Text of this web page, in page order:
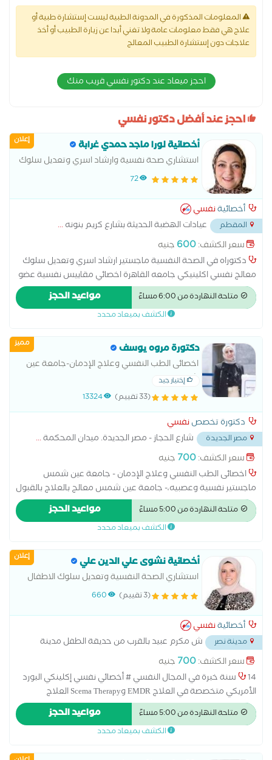
المعلومات المذكورة في المدونة الطبية ليست إستشارة طبية أو
علاج هي فقط معلومات عامة ولا تغني أبدا عن زيارة الطبيب أو أخذ
علاجات دون إستشارة الطبيب المعالج
احجز ميعاد عند دكتور نفسي قريب منك
احجز عند أفضل دكتور نفسي
إعلان أخصائية لورا ماجد حمدي غرابة
استشاري صحة نفسية وارشاد اسري وتعديل سلوك
معالج نفسي اكلينيكي
72
أخصائيةنفسي
المقطم عيادات الهضبة الحديثة بشارع كريم بنونه...
سعر الكشف:600 جنيه
دكتوراه في الصحة النفسية ماجستير ارشاد اسري وتعديل سلوك
معالج نفسي اكلينيكي جامعه القاهرة اخصائي مقاييس نفسية عضو
بالصحة النفسية المصرية عضو باتحاد المعالجين العرب نائب رئيس
قسم الصحة النفسية بجريدة الخرم المصري نيوز
متاحة النهاردة من 6:00 مساءً مواعيد الحجز
الكشف بميعاد محدد
مميز دكتورة مروه يوسف
اخصائى الطب النفسي وعلاج الإدمان-جامعة عين
شمسإختيار جيد
(33 تقييم) 13324
دكتورة تخصصنفسي
مصر الجديدة شارع الحجاز - مصر الجديدة. ميدان المحكمة...
سعر الكشف:700 جنيه
اخصائى الطب النفسي وعلاج الإدمان - جامعة عين شمس
ماجستير نفسية وعصبيه،- جامعة عين شمس معالج بالعلاج بالقبول
والإلتزام والعلاج المعرفي السلوكي لإضرابات القلق والإكتئاب والعلاج
الجدلي السلوكي متخصص فى حالات الادمان و المشاكل الاسرية و
المشاكل الزوجية و الاكتئاب و القلق
متاحة النهاردة من 5:00 مساءً مواعيد الحجز
الكشف بميعاد محدد
إعلان أخصائية نشوى علي الدين علي
استشاري الصحة النفسية وتعديل سلوك الاطفال
والمراهقين (3 تقييم) 660
أخصائيةنفسي
مدينة نصر
ش مكرم عبيد بالقرب من حديقة الطفل مدينة
نصر...سعر الكشف:700 جنيه
14 سنة خبرة في المجال النفسي # أخصائي نفسي إكلينكي البورد
الأمريكي متخصصة في العلاج EMDR وScema Therapy العلاج
بالمخططات المعرفية والعلاج النفسي السلوكي والسلوكي المعرفي
و DBT ماجستير مهني في الصحة النفسية المتكاملة # اخصائي
تعديل سلوك وتنمية مهارات للأطفال والمراهقين #مدربة معتمدة
متاحة النهاردة من 5:00 مساءً مواعيد الحجز
الكشف بميعاد محدد